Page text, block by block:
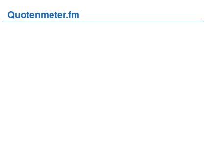
Quotenmeter.fm